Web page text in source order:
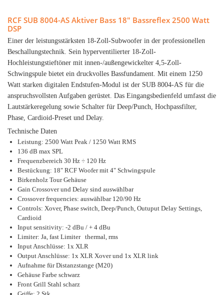
RCF SUB 8004-AS Aktiver Bass 18" Bassreflex 2500 Watt
DSP
Einer der leistungsstärksten 18-Zoll-Subwoofer in der professionellen
Beschallungstechnik. Sein hyperventilierter 18-Zoll-
Hochleistungstieftöner mit innen-/außengewickelter 4,5-Zoll-
Schwingspule bietet ein druckvolles Bassfundament. Mit einem 1250
Watt starken digitalen Endstufen-Modul ist der SUB 8004-AS für die
anspruchsvollsten Aufgaben gerüstet. Das Eingangsbedienfeld umfasst die
Lautstärkeregelung sowie Schalter für Deep/Punch, Hochpassfilter,
Phase, Cardioid-Preset und Delay.
Technische Daten
Leistung: 2500 Watt Peak / 1250 Watt RMS
136 dB max SPL
Frequenzbereich 30 Hz ÷ 120 Hz
Bestückung: 18" RCF Woofer mit 4" Schwingspule
Birkenholz Tour Gehäuse
Gain Crossover und Delay sind auswählbar
Crossover frequencies: auswählbar 120/90 Hz
Controls: Xover, Phase switch, Deep/Punch, Outuput Delay Settings,
Cardioid
Input sensitivity: -2 dBu / + 4 dBu
Limiter: Ja, fast Limiter thermal, rms
Input Anschlüsse: 1x XLR
Output Anschlüsse: 1x XLR Xover und 1x XLR link
Aufnahme für Distanzstange (M20)
Gehäuse Farbe schwarz
Front Grill Stahl scharz